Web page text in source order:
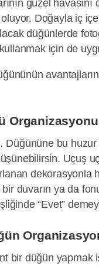
güzel
Doğayla iç
düğünlerde
için de
Organizasyonu
bu
Uçuş
dekorasyonla
duvarın ya da
“Evet”
bir düğün yapmak